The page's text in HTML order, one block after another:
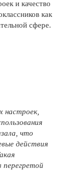
и качество
как
сфере.
настроек,
что
действия
перегретой